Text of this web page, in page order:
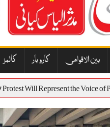
بین الاقوامی کاروبار کالمز
August 7 Protest Will Represent